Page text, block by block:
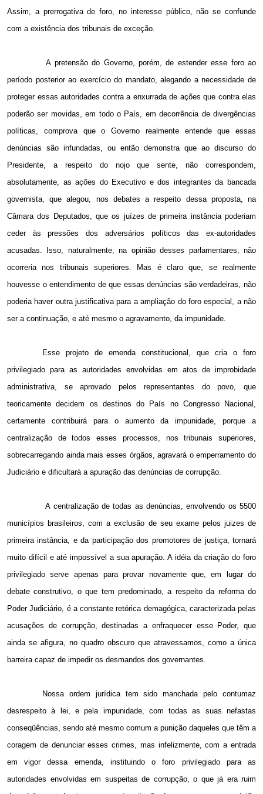
Assim, a prerrogativa de foro, no interesse público, não se confunde
com a existência dos tribunais de exceção.
A pretensão do Governo, porém, de estender esse foro ao
período posterior ao exercício do mandato, alegando a necessidade de
proteger essas autoridades contra a enxurrada de ações que contra elas
poderão ser movidas, em todo o País, em decorrência de divergências
políticas, comprova que o Governo realmente entende que essas
denúncias são infundadas, ou então demonstra que ao discurso do
Presidente, a respeito do nojo que sente, não correspondem,
absolutamente, as ações do Executivo e dos integrantes da bancada
governista, que alegou, nos debates a respeito dessa proposta, na
Câmara dos Deputados, que os juízes de primeira instância poderiam
ceder às pressões dos adversários políticos das ex-autoridades
acusadas. Isso, naturalmente, na opinião desses parlamentares, não
ocorreria nos tribunais superiores. Mas é claro que, se realmente
houvesse o entendimento de que essas denúncias são verdadeiras, não
poderia haver outra justificativa para a ampliação do foro especial, a não
ser a continuação, e até mesmo o agravamento, da impunidade.
Esse projeto de emenda constitucional, que cria o foro
privilegiado para as autoridades envolvidas em atos de improbidade
administrativa, se aprovado pelos representantes do povo, que
teoricamente decidem os destinos do País no Congresso Nacional,
certamente contribuirá para o aumento da impunidade, porque a
centralização de todos esses processos, nos tribunais superiores,
sobrecarregando ainda mais esses órgãos, agravará o emperramento do
Judiciário e dificultará a apuração das denúncias de corrupção.
A centralização de todas as denúncias, envolvendo os 5500
municípios brasileiros, com a exclusão de seu exame pelos juizes de
primeira instância, e da participação dos promotores de justiça, tornará
muito difícil e até impossível a sua apuração. A idéia da criação do foro
privilegiado serve apenas para provar novamente que, em lugar do
debate construtivo, o que tem predominado, a respeito da reforma do
Poder Judiciário, é a constante retórica demagógica, caracterizada pelas
acusações de corrupção, destinadas a enfraquecer esse Poder, que
ainda se afigura, no quadro obscuro que atravessamos, como a única
barreira capaz de impedir os desmandos dos governantes.
Nossa ordem jurídica tem sido manchada pelo contumaz
desrespeito à lei, e pela impunidade, com todas as suas nefastas
conseqüências, sendo até mesmo comum a punição daqueles que têm a
coragem de denunciar esses crimes, mas infelizmente, com a entrada
em vigor dessa emenda, instituindo o foro privilegiado para as
autoridades envolvidas em suspeitas de corrupção, o que já era ruim